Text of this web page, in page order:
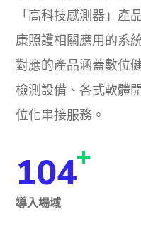
「高科技感測器」產
康照護相關應用的系
對應的產品涵蓋數位
檢測設備、各式軟體
位化串接服務。
104+
導入場域